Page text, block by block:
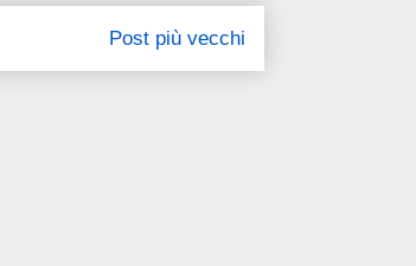
Post più vecchi